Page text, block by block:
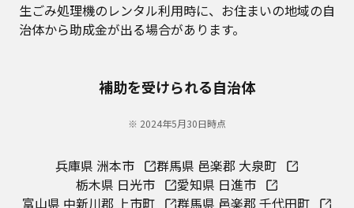
生ごみ処理機のレンタル利用時に、お住まいの地域の自
治体から助成金が出る場合があります。
補助を受けられる自治体
※ 2024年5月30日時点
兵庫県 洲本市
群馬県 邑楽郡 大泉町
栃木県 日光市
愛知県 日進市
富山県 中新川郡 上市町
群馬県 邑楽郡 千代田町